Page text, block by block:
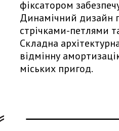
фіксатором
Динамічний дизайн
стрічками-петлями
Складна
відмінну
міських пригод.